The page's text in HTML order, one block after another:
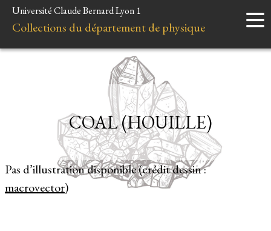
Accueil
Instruments
Liens et ressources
Université Claude Bernard Lyon 1
Collections du département de physique
Pas d’illustration disponible (crédit dessin :
macrovector)
COAL (HOUILLE)